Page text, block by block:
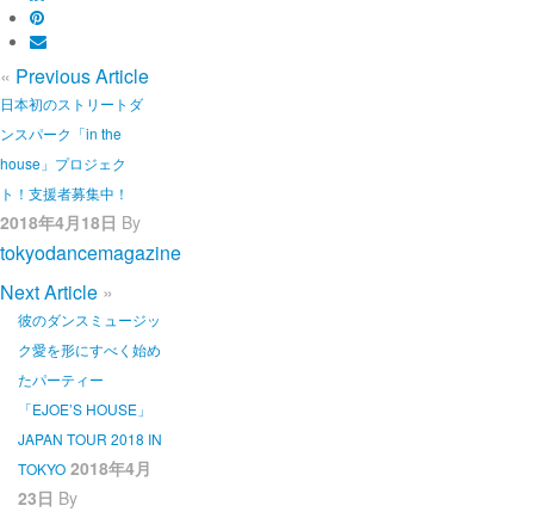
« Previous Article
日本初のストリートダ
ンスパーク「in the
house」プロジェク
ト！支援者募集中！
2018年4月18日 By
tokyodancemagazine
Next Article »
彼のダンスミュージッ
ク愛を形にすべく始め
たパーティー
「EJOE’S HOUSE」
JAPAN TOUR 2018 IN
TOKYO 2018年4月
23日 By